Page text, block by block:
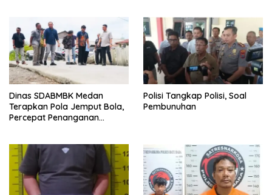
Dinas SDABMBK Medan
Terapkan Pola Jemput Bola,
Percepat Penanganan
Polisi Tangkap Polisi, Soal
Pembunuhan